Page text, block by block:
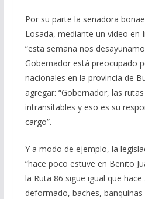
Por su parte la senadora
Losada, mediante un video en
“esta semana nos
Gobernador está preocupado
nacionales en la provincia de
agregar: “Gobernador, las
intransitables y eso es su
cargo”.
Y a modo de ejemplo, la
“hace poco estuve en Benito
la Ruta 86 sigue igual que
deformado, baches,